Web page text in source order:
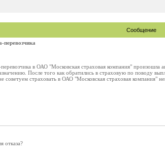
Сообщение
перевозчика
перевозчика в ОАО "Московская страховая компания" произошла
После того как обратились в страховую по поводу
страховать в ОАО "Московская страховая компания"
отказа?